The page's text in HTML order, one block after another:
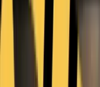
Wenn Sie sowohl
ein Dual-Modell-
auf ein Modell
Verwenden Sie Veo